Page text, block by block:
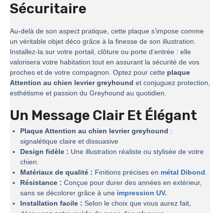
Sécuritaire
Au-delà de son aspect pratique, cette plaque s’impose comme
un véritable objet déco grâce à la finesse de son illustration.
Installez-la sur votre portail, clôture ou porte d’entrée : elle
valorisera votre habitation tout en assurant la sécurité de vos
proches et de votre compagnon. Optez pour cette plaque
Attention au chien levrier greyhound et conjuguez protection,
esthétisme et passion du Greyhound au quotidien.
Un Message Clair Et Élégant
Plaque Attention au chien levrier greyhound :
signalétique claire et dissuasive
Design fidèle : Une illustration réaliste ou stylisée de votre
chien.
Matériaux de qualité : Finitions précises en métal Dibond.
Résistance : Conçue pour durer des années en extérieur,
sans se décolorer grâce à une impression UV.
Installation facile : Selon le choix que vous aurez fait,